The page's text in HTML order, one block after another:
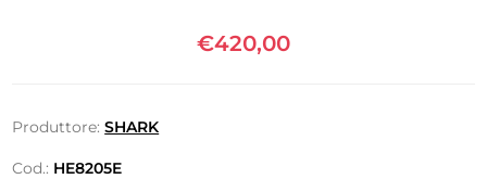
€420,00
Produttore: SHARK
Cod.: HE8205E